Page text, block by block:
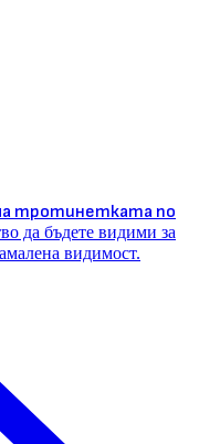
тротинетката по
да бъдете видими за
видимост.